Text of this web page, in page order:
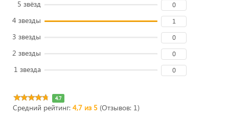
5 звёзд 0
4 звезды 1
3 звезды 0
2 звезды 0
1 звезда 0
4.7
Средний рейтинг: 4,7 из 5 (Отзывов: 1)